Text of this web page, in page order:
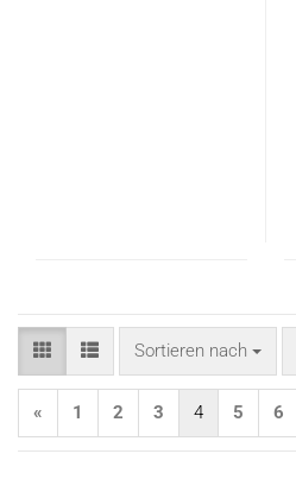
Sortieren nach
Sortieren nach
« 1 2 3 4 5 6